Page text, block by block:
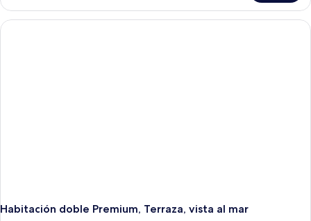
mar
doble,
Terraza,
vista
Habitación doble Premium, Terraza, vista al mar